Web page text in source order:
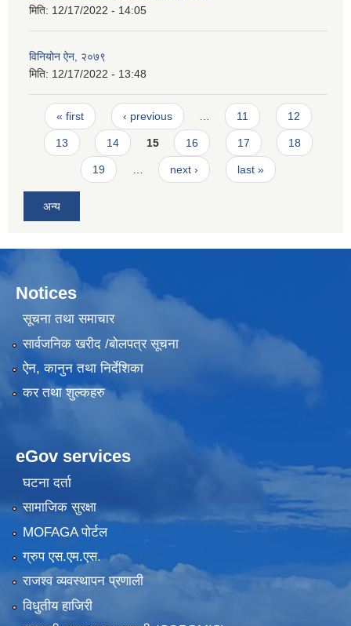
मिति: 12/17/2022 - 14:05
विनियोन ऐन, २०७९
मिति: 12/17/2022 - 13:48
Pages
« first ‹ previous … 11 12
13 14 15 16 17 18
19 … next › last »
अन्य
Notices
सूचना तथा समाचार
सार्वजनिक खरीद /बोलपत्र सूचना
ऐन, कानुन तथा निर्देशिका
कर तथा शुल्कहरु
eGov services
घटना दर्ता
सामाजिक सुरक्षा
MOFAGA पोर्टल
ग्रुप एस.एम.एस.
राजश्व व्यवस्थापन प्रणाली
विधुतीय हाजिरी